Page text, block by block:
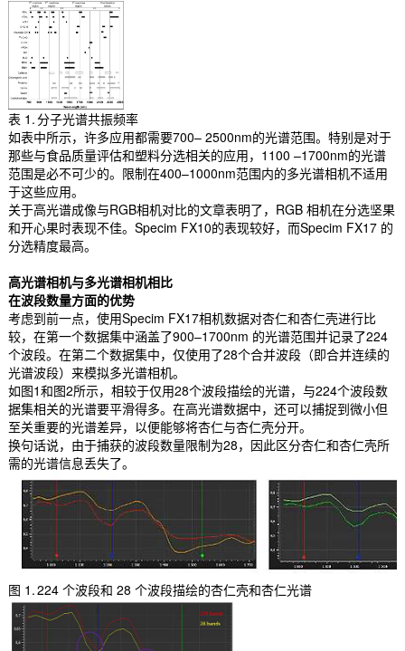
表 1. 分子光谱共振频率
如表中所示，许多应用都需要700– 2500nm的光谱范围。特别是对于
那些与食品质量评估和塑料分选相关的应用，1100 –1700nm的光谱
范围是必不可少的。限制在400–1000nm范围内的多光谱相机不适用
于这些应用。
关于高光谱成像与RGB相机对比的文章表明了，RGB 相机在分选坚果
和开心果时表现不佳。Specim FX10的表现较好，而Specim FX17 的
分选精度最高。
高光谱相机与多光谱相机相比
在波段数量方面的优势
考虑到前一点，使用Specim FX17相机数据对杏仁和杏仁壳进行比
较，在第一个数据集中涵盖了900–1700nm 的光谱范围并记录了224
个波段。在第二个数据集中，仅使用了28个合并波段（即合并连续的
光谱波段）来模拟多光谱相机。
如图1和图2所示，相较于仅用28个波段描绘的光谱，与224个波段数
据集相关的光谱要平滑得多。在高光谱数据中，还可以捕捉到微小但
至关重要的光谱差异，以便能够将杏仁与杏仁壳分开。
换句话说，由于捕获的波段数量限制为28，因此区分杏仁和杏仁壳所
需的光谱信息丢失了。
图 1. 224 个波段和 28 个波段描绘的杏仁壳和杏仁光谱